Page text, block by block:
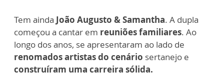
Tem ainda João Augusto & Samantha. A dupla
começou a cantar em reuniões familiares. Ao
longo dos anos, se apresentaram ao lado de
renomados artistas do cenário sertanejo e
construíram uma carreira sólida.